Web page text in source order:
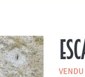
VENDU